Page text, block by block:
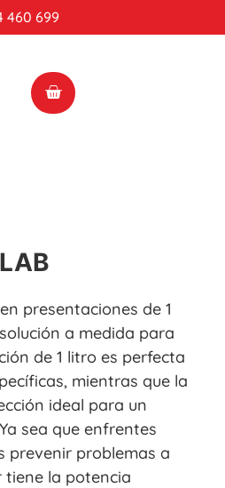
460 699
presentaciones de 1
a medida para
de 1 litro es perfecta
mientras que la
ideal para un
sea que enfrentes
prevenir problemas a
la potencia